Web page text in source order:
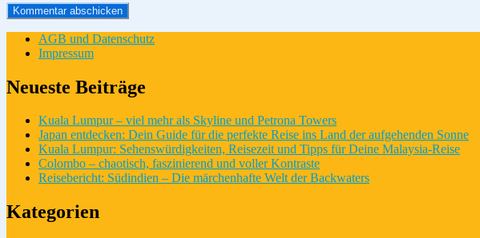
AGB und Datenschutz
Impressum
Neueste Beiträge
Kuala Lumpur – viel mehr als Skyline und Petrona Towers
Japan entdecken: Dein Guide für die perfekte Reise ins Land der aufgehenden Sonne
Kuala Lumpur: Sehenswürdigkeiten, Reisezeit und Tipps für Deine Malaysia-Reise
Colombo – chaotisch, faszinierend und voller Kontraste
Reisebericht: Südindien – Die märchenhafte Welt der Backwaters
Kategorien